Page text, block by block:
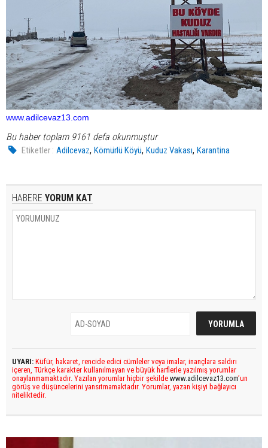
www.adilcevaz13.com
Bu haber toplam 9161 defa okunmuştur
Etiketler : Adilcevaz,Kömürlü Köyü,Kuduz Vakası,Karantina
HABERE YORUM KAT
UYARI: Küfür, hakaret, rencide edici cümleler veya imalar, inançlara saldırı
içeren, Türkçe karakter kullanılmayan ve büyük harflerle yazılmış yorumlar
onaylanmamaktadır. Yazılan yorumlar hiçbir şekilde www.adilcevaz13.com’un
görüş ve düşüncelerini yansıtmamaktadır. Yorumlar, yazan kişiyi bağlayıcı
niteliktedir.